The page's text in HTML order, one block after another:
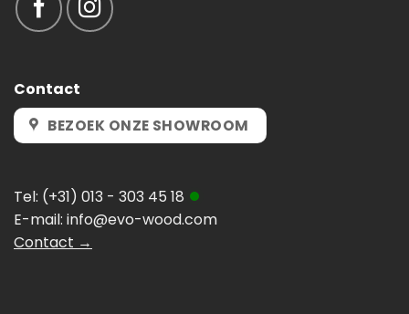
Contact
BEZOEK ONZE SHOWROOM
Tel: (+31) 013 - 303 45 18
E-mail: info@evo-wood.com
Contact →